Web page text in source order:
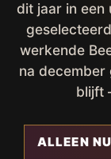
dit jaar in een
werkende
na december
blijft
ALLEEN